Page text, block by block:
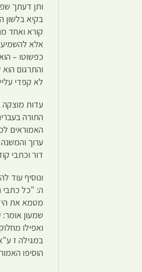
ותן דעתך
בקיא
קורא ואחד
אלא להשמיע
כפשוטו –
והתרגום
לא קפדי
עדות מוצקה
התורה
האמוראים
ערוך
דור וכתבי
ונוסיף עוד
ה: "כל כתבי
מטמא את
שמעון
ואפילו
במגילה ז
הוסיפו